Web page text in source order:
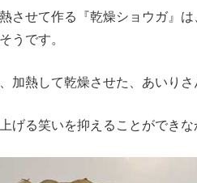
させて作る『乾燥ショウガ』
うです。
加熱して乾燥させた、あいりさ
げる笑いを抑えることができ